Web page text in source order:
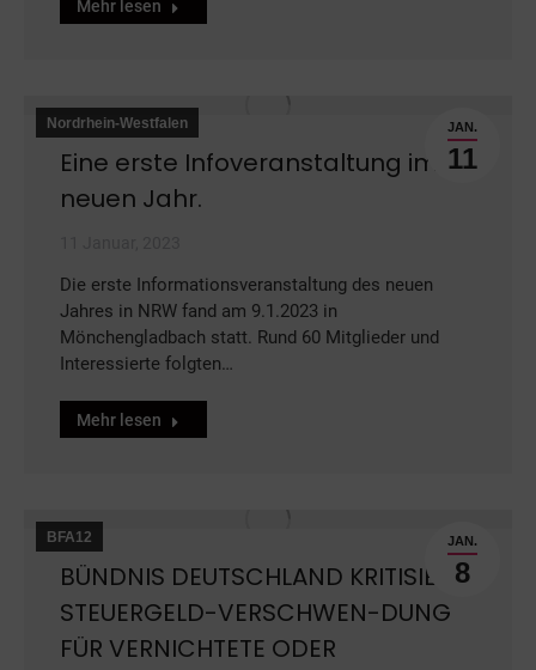
Mehr lesen
JAN.
11
Nordrhein-Westfalen
Eine erste Infoveranstaltung im
neuen Jahr.
Die erste Informationsveranstaltung des neuen
Jahres in NRW fand am 9.1.2023 in
Mönchengladbach statt. Rund 60 Mitglieder und
Interessierte folgten…
Mehr lesen
JAN.
8
BFA12
BÜNDNIS DEUTSCHLAND KRITISIERT
STEUERGELD-VERSCHWEN-DUNG
FÜR VERNICHTETE ODER